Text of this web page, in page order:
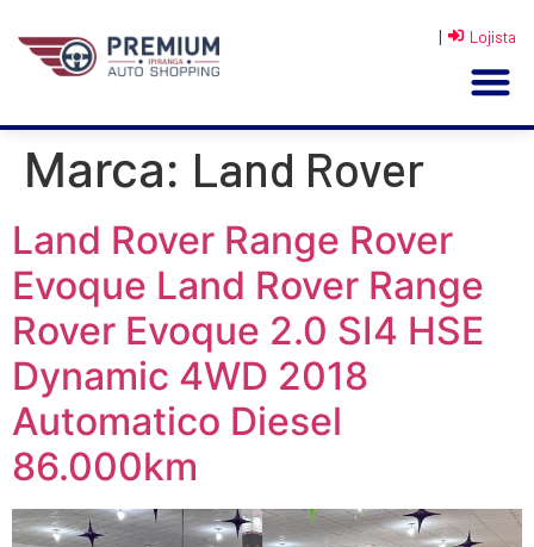
| Lojista
Marca: Land Rover
Land Rover Range Rover
Evoque Land Rover Range
Rover Evoque 2.0 SI4 HSE
Dynamic 4WD 2018
Automatico Diesel
86.000km